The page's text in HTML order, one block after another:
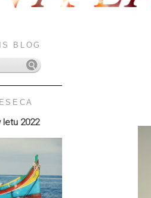
BLOG
letu 2022